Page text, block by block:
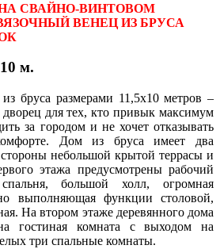
СВАЙНО-ВИНТОВОМ
ВЕНЕЦ ИЗ БРУСА
м.
бруса размерами 11,5х10 метров –
для тех, кто привык максимум
за городом и не хочет отказывать
Дом из бруса имеет два
небольшой крытой террасы и
этажа предусмотрены рабочий
большой холл, огромная
выполняющая функции столовой,
На втором этаже деревянного дома
гостиная комната с выходом на
три спальные комнаты.